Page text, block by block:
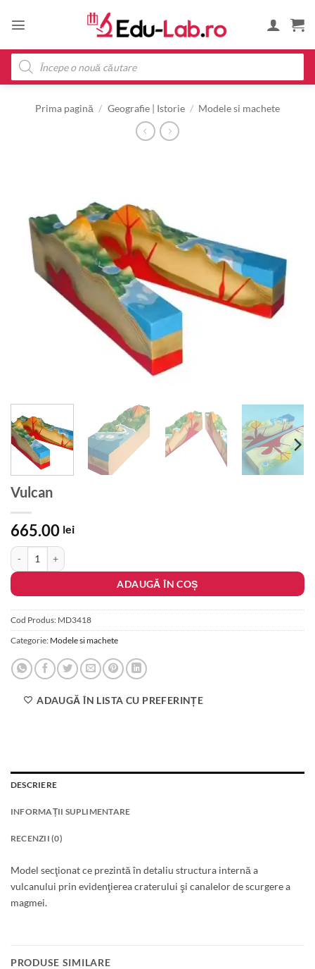
Products
search
Prima pagină / Geografie | Istorie / Modele si machete
Vulcan
665.00 lei
Cantitate Vulcan
ADAUGĂ ÎN COȘ
Cod Produs: MD3418
Categorie: Modele si machete
ADAUGĂ ÎN LISTA CU PREFERINȚE
DESCRIERE
INFORMAȚII SUPLIMENTARE
RECENZII (0)
Model secţionat ce prezintă în detaliu structura internă a
vulcanului prin evidenţierea craterului şi canalelor de scurgere a
magmei.
PRODUSE SIMILARE